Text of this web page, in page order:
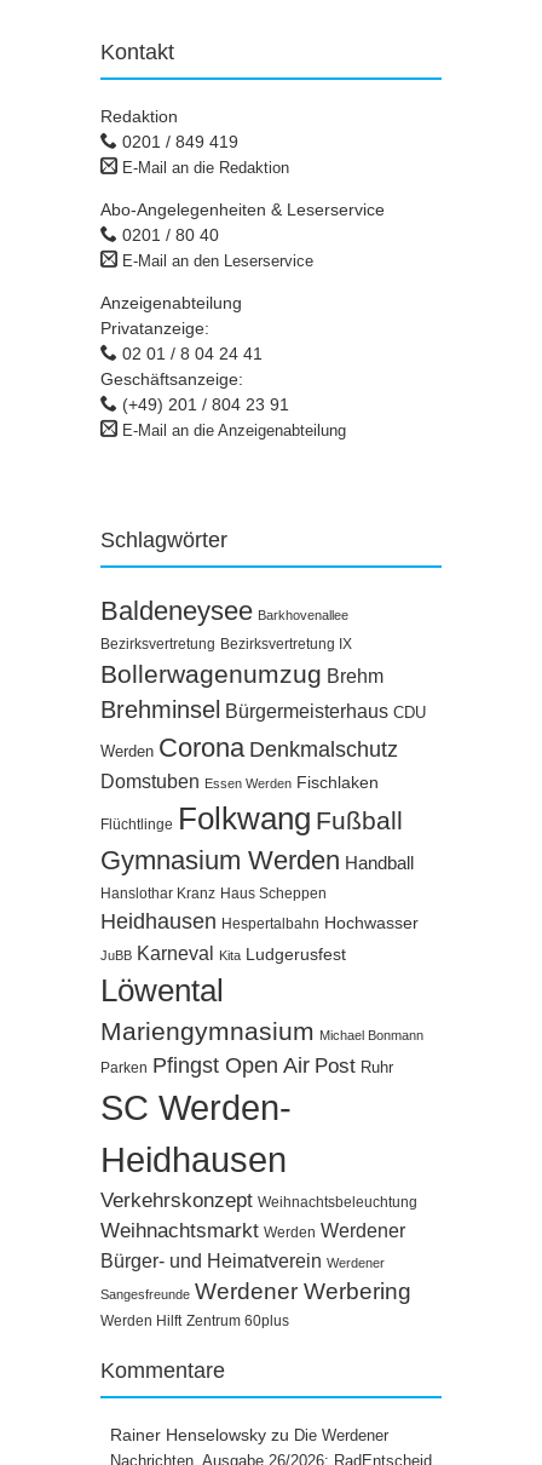
Kontakt
Redaktion
0201 / 849 419
E-Mail an die Redaktion
Abo-Angelegenheiten & Leserservice
0201 / 80 40
E-Mail an den Leserservice
Anzeigenabteilung
Privatanzeige:
02 01 / 8 04 24 41
Geschäftsanzeige:
(+49) 201 / 804 23 91
E-Mail an die Anzeigenabteilung
Schlagwörter
Baldeneysee Barkhovenallee
Bezirksvertretung Bezirksvertretung IX
Bollerwagenumzug Brehm
Brehminsel Bürgermeisterhaus CDU
Werden Corona Denkmalschutz
Domstuben Essen Werden Fischlaken
Flüchtlinge Folkwang Fußball
Gymnasium Werden Handball
Hanslothar Kranz Haus Scheppen
Heidhausen Hespertalbahn Hochwasser
JuBB Karneval Kita Ludgerusfest
Löwental
Mariengymnasium Michael Bonmann
Parken Pfingst Open Air Post Ruhr
SC Werden-
Heidhausen
Verkehrskonzept Weihnachtsbeleuchtung
Weihnachtsmarkt Werden Werdener
Bürger- und Heimatverein Werdener
Sangesfreunde Werdener Werbering
Werden Hilft Zentrum 60plus
Kommentare
Rainer Henselowsky zu Die Werdener
Nachrichten, Ausgabe 26/2026: RadEntscheid,